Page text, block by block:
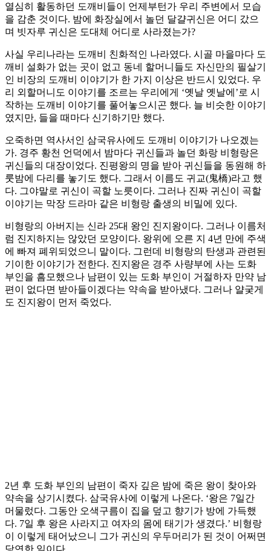
열심히 활동하던 도깨비들이 언제부턴가 우리 주변에서 모습
을 감춘 것이다. 밤에 화장실에서 놀던 달걀귀신은 어디 갔으
며 빗자루 귀신은 도대체 어디로 사라졌는가?
사실 우리나라는 도깨비 친화적인 나라였다. 시골 마을마다 도
깨비 설화가 없는 곳이 없고 동네 할머니들도 자신만의 필살기
인 비장의 도깨비 이야기가 한 가지 이상은 반드시 있었다. 우
리 외할머니도 이야기를 조르는 우리에게 ‘옛날 옛날에’로 시
작하는 도깨비 이야기를 풀어놓으시곤 했다. 늘 비슷한 이야기
였지만, 들을 때마다 신기하기만 했다.
오죽하면 역사서인 삼국유사에도 도깨비 이야기가 나오겠는
가. 경주 황천 언덕에서 밤마다 귀신들과 놀던 화랑 비형랑은
귀신들의 대장이었다. 진평왕의 명을 받아 귀신들을 동원해 하
룻밤에 다리를 놓기도 했다. 그래서 이름도 귀교(鬼橋)라고 했
다. 그야말로 귀신이 곡할 노릇이다. 그러나 진짜 귀신이 곡할
이야기는 막장 드라마 같은 비형랑 출생의 비밀에 있다.
비형랑의 아버지는 신라 25대 왕인 진지왕이다. 그러나 이름처
럼 진지하지는 않았던 모양이다. 왕위에 오른 지 4년 만에 주색
에 빠져 폐위되었으니 말이다. 그런데 비형랑의 탄생과 관련된
기이한 이야기가 전한다. 진지왕은 경주 사량부에 사는 도화
부인을 흠모했으나 남편이 있는 도화 부인이 거절하자 만약 남
편이 없다면 받아들이겠다는 약속을 받아냈다. 그러나 얄궂게
도 진지왕이 먼저 죽었다.
2년 후 도화 부인의 남편이 죽자 깊은 밤에 죽은 왕이 찾아와
약속을 상기시켰다. 삼국유사에 이렇게 나온다. ‘왕은 7일간
머물렀다. 그동안 오색구름이 집을 덮고 향기가 방에 가득했
다. 7일 후 왕은 사라지고 여자의 몸에 태기가 생겼다.’ 비형랑
이 이렇게 태어났으니 그가 귀신의 우두머리가 된 것이 어쩌면